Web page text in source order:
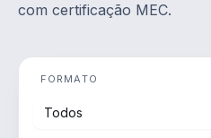
com certificação MEC.
FORMATO
Todos